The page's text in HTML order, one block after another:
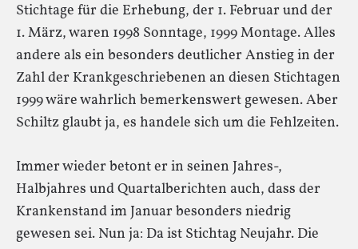
Stichtage für die Erhebung, der 1. Februar und der
1. März, waren 1998 Sonntage, 1999 Montage. Alles
andere als ein besonders deutlicher Anstieg in der
Zahl der Krankgeschriebenen an diesen Stichtagen
1999 wäre wahrlich bemerkenswert gewesen. Aber
Schiltz glaubt ja, es handele sich um die Fehlzeiten.
Immer wieder betont er in seinen Jahres-,
Halbjahres und Quartalberichten auch, dass der
Krankenstand im Januar besonders niedrig
gewesen sei. Nun ja: Da ist Stichtag Neujahr. Die